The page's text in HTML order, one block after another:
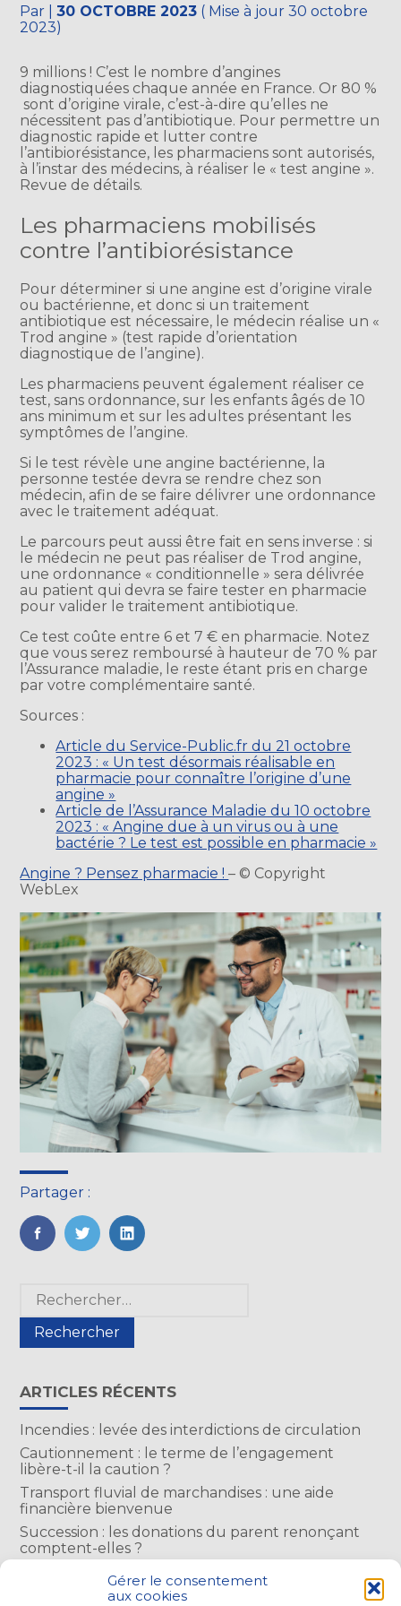
Gérer le consentement
aux cookies
Par |30 OCTOBRE 2023 ( Mise à jour 30 octobre
2023)
9 millions ! C’est le nombre d’angines
diagnostiquées chaque année en France. Or 80 %
sont d’origine virale, c’est-à-dire qu’elles ne
nécessitent pas d’antibiotique. Pour permettre un
diagnostic rapide et lutter contre
l’antibiorésistance, les pharmaciens sont autorisés,
à l’instar des médecins, à réaliser le « test angine ».
Revue de détails.
Les pharmaciens mobilisés
contre l’antibiorésistance
Pour déterminer si une angine est d’origine virale
ou bactérienne, et donc si un traitement
antibiotique est nécessaire, le médecin réalise un «
Trod angine » (test rapide d’orientation
diagnostique de l’angine).
Les pharmaciens peuvent également réaliser ce
test, sans ordonnance, sur les enfants âgés de 10
ans minimum et sur les adultes présentant les
symptômes de l’angine.
Si le test révèle une angine bactérienne, la
personne testée devra se rendre chez son
médecin, afin de se faire délivrer une ordonnance
avec le traitement adéquat.
Le parcours peut aussi être fait en sens inverse : si
le médecin ne peut pas réaliser de Trod angine,
une ordonnance « conditionnelle » sera délivrée
au patient qui devra se faire tester en pharmacie
pour valider le traitement antibiotique.
Ce test coûte entre 6 et 7 € en pharmacie. Notez
que vous serez remboursé à hauteur de 70 % par
l’Assurance maladie, le reste étant pris en charge
par votre complémentaire santé.
Sources :
Article du Service-Public.fr du 21 octobre
2023 : « Un test désormais réalisable en
pharmacie pour connaître l’origine d’une
angine »
Article de l’Assurance Maladie du 10 octobre
2023 : « Angine due à un virus ou à une
bactérie ? Le test est possible en pharmacie »
Angine ? Pensez pharmacie !– © Copyright
WebLex
Partager :
FaceBook
TwitterLinkedIn
Blog
sidebar
Rechercher :
ARTICLES RÉCENTS
Incendies : levée des interdictions de circulation
Cautionnement : le terme de l’engagement
libère-t-il la caution ?
Transport fluvial de marchandises : une aide
financière bienvenue
Succession : les donations du parent renonçant
comptent-elles ?
Encadrement des loyers : une année de plus